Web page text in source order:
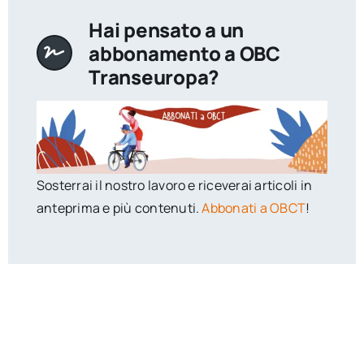
Hai pensato a un
abbonamento a OBC
Transeuropa?
Sosterrai il nostro lavoro e riceverai articoli in
anteprima e più contenuti.Abbonati a OBCT!